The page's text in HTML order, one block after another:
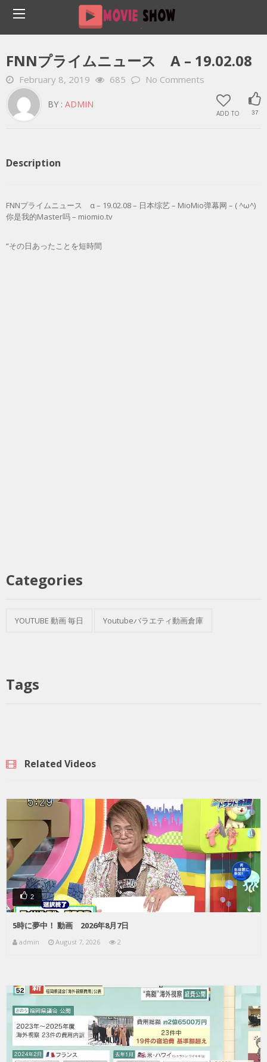
Home
YOUTUBE 動画 毎日
FNNプライムニュース Α – 19.02.08
FNNプライムニュース Α – 19.02.08
February 8, 2019 685 No Comments
ADD TO 37
BY : ADMIN
Description
FNNプライムニュース α – 19.02.08 – 日本综艺 – MioMio弹幕网 – ( ^ω^)
你是我的Master吗 – miomio.tv
“その日あったことを短時間
Categories
YOUTUBE 動画 毎日 Youtubeバラエティ動画倉庫
Tags
Related Videos
2
5時に夢中！ 動画 2026年8月7日
admin August 7, 2026 2